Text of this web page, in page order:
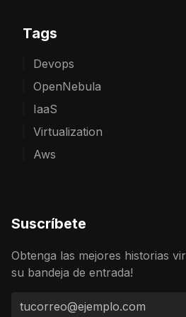
Tags
Devops
OpenNebula
IaaS
Virtualization
Aws
Suscríbete
Obtenga las mejores historias
su bandeja de entrada!